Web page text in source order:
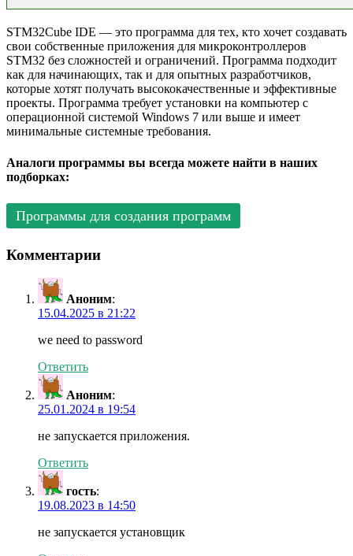
STM32Cube IDE — это программа для тех, кто хочет создавать
свои собственные приложения для микроконтроллеров
STM32 без сложностей и ограничений. Программа подходит
как для начинающих, так и для опытных разработчиков,
которые хотят получать высококачественные и эффективные
проекты. Программа требует установки на компьютер с
операционной системой Windows 7 или выше и имеет
минимальные системные требования.
Аналоги программы вы всегда можете найти в наших
подборках:
Программы для создания программ
Комментарии
Аноним:
15.04.2025 в 21:22
we need to password
Ответить
Аноним:
25.01.2024 в 19:54
не запускается приложения.
Ответить
гость:
19.08.2023 в 14:50
не запускается установщик